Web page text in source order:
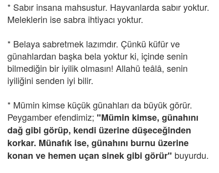
* Sabır insana mahsustur. Hayvanlarda sabır yoktur.
Meleklerin ise sabra ihtiyacı yoktur.
* Belaya sabretmek lazımdır. Çünkü küfür ve
günahlardan başka bela yoktur ki, içinde senin
bilmediğin bir iyilik olmasın! Allahü teâlâ, senin
iyiliğini senden iyi bilir.
* Mümin kimse küçük günahları da büyük görür.
Peygamber efendimiz; "Mümin kimse, günahını
dağ gibi görüp, kendi üzerine düşeceğinden
korkar. Münafık ise, günahını burnu üzerine
konan ve hemen uçan sinek gibi görür" buyurdu.